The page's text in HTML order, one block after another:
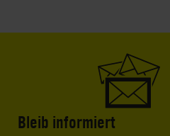
Bleib informiert